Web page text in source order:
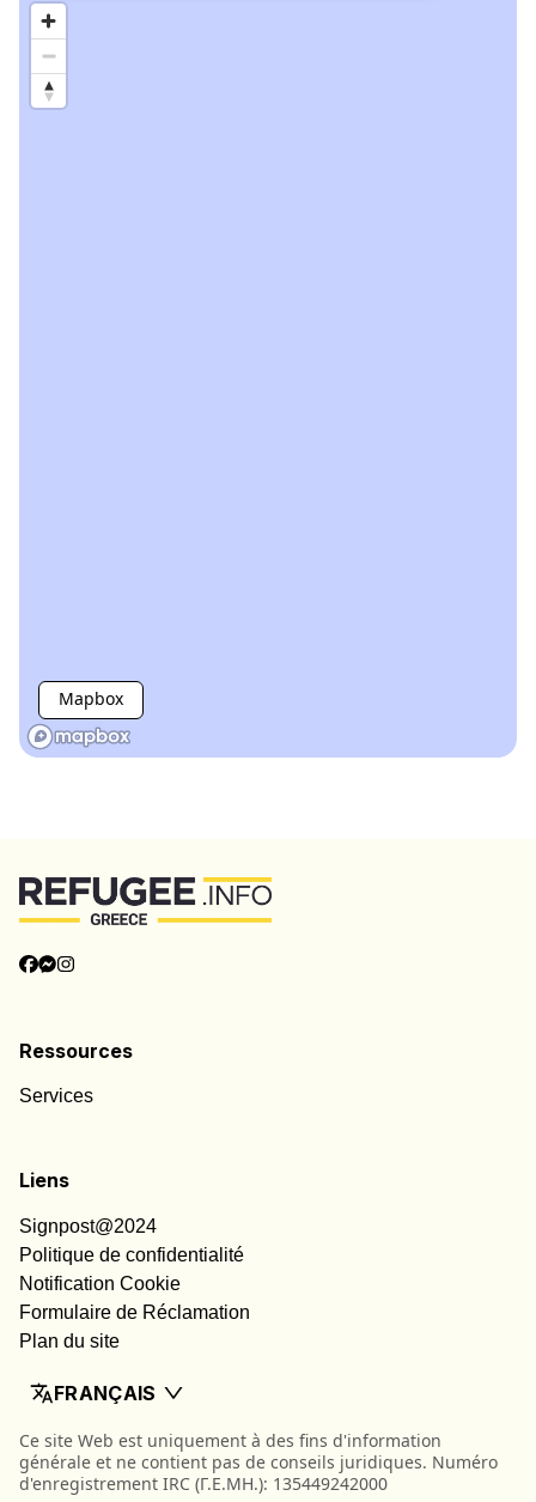
Mapbox
Ressources
Services
Liens
Signpost@2024
Politique de confidentialité
Notification Cookie
Formulaire de Réclamation
Plan du site
FRANÇAIS
Ce site Web est uniquement à des fins d'information
générale et ne contient pas de conseils juridiques. Numéro
d'enregistrement IRC (Γ.Ε.ΜΗ.): 135449242000